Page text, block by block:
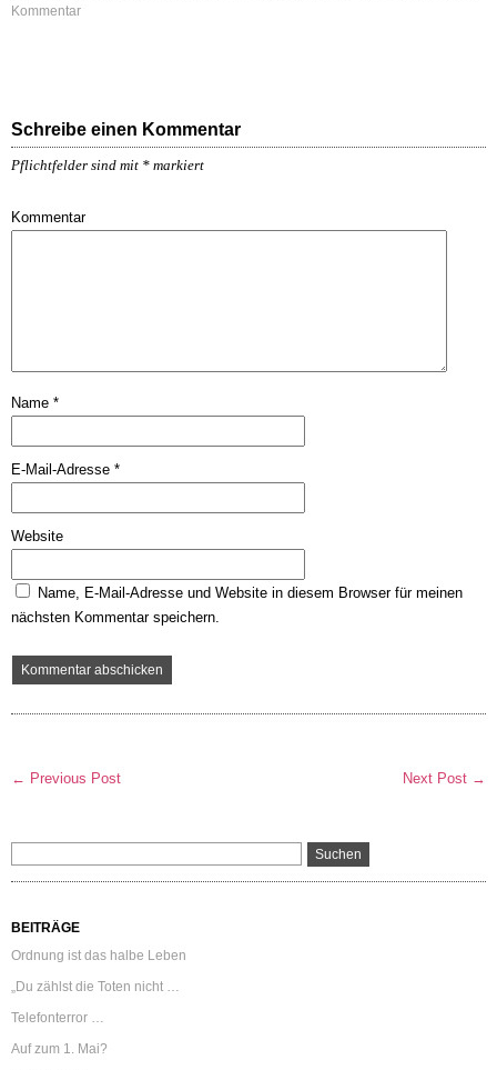
Kommentar
Schreibe einen Kommentar
Pflichtfelder sind mit * markiert
Kommentar
Name *
E-Mail-Adresse *
Website
Name, E-Mail-Adresse und Website in diesem Browser für meinen
nächsten Kommentar speichern.
← Previous Post Next Post →
BEITRÄGE
Ordnung ist das halbe Leben
„Du zählst die Toten nicht …
Telefonterror …
Auf zum 1. Mai?